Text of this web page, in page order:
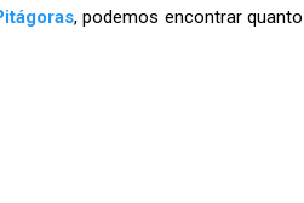
, podemos encontrar quanto